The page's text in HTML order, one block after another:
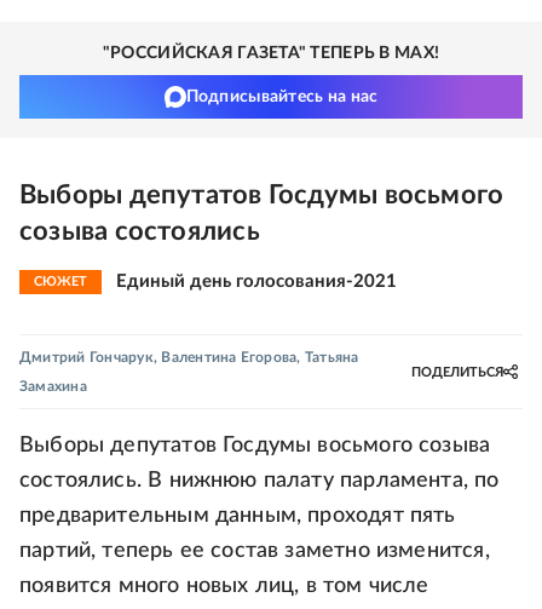
"РОССИЙСКАЯ ГАЗЕТА" ТЕПЕРЬ В MAX!
Подписывайтесь на нас
Выборы депутатов Госдумы восьмого
созыва состоялись
СЮЖЕТ Единый день голосования-2021
Дмитрий Гончарук, Валентина Егорова, Татьяна
Замахина
ПОДЕЛИТЬСЯ
Выборы депутатов Госдумы восьмого созыва
состоялись. В нижнюю палату парламента, по
предварительным данным, проходят пять
партий, теперь ее состав заметно изменится,
появится много новых лиц, в том числе